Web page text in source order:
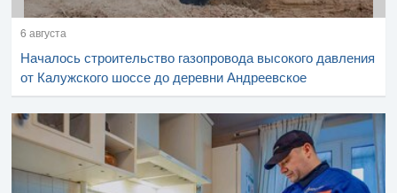
6 августа
Началось строительство газопровода высокого давления
от Калужского шоссе до деревни Андреевское